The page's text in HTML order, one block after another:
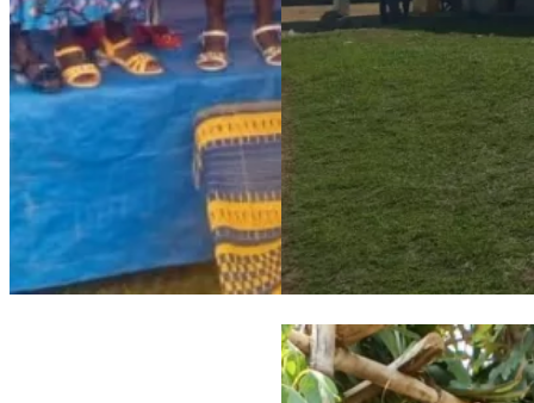
Conclusion of the 2022-2023 school year at the Maison de
Maison de Paix: progress